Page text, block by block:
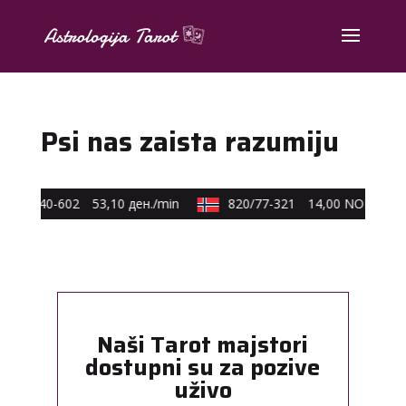
Psi nas zaista razumiju
40-602 53,10 ден./min 820/77-321 14,00 NOK/min
Naši Tarot majstori
dostupni su za pozive
uživo